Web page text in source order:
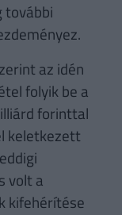
további
az idén
folyik be a
forinttal
keletkezett
volt a
kifehérítése